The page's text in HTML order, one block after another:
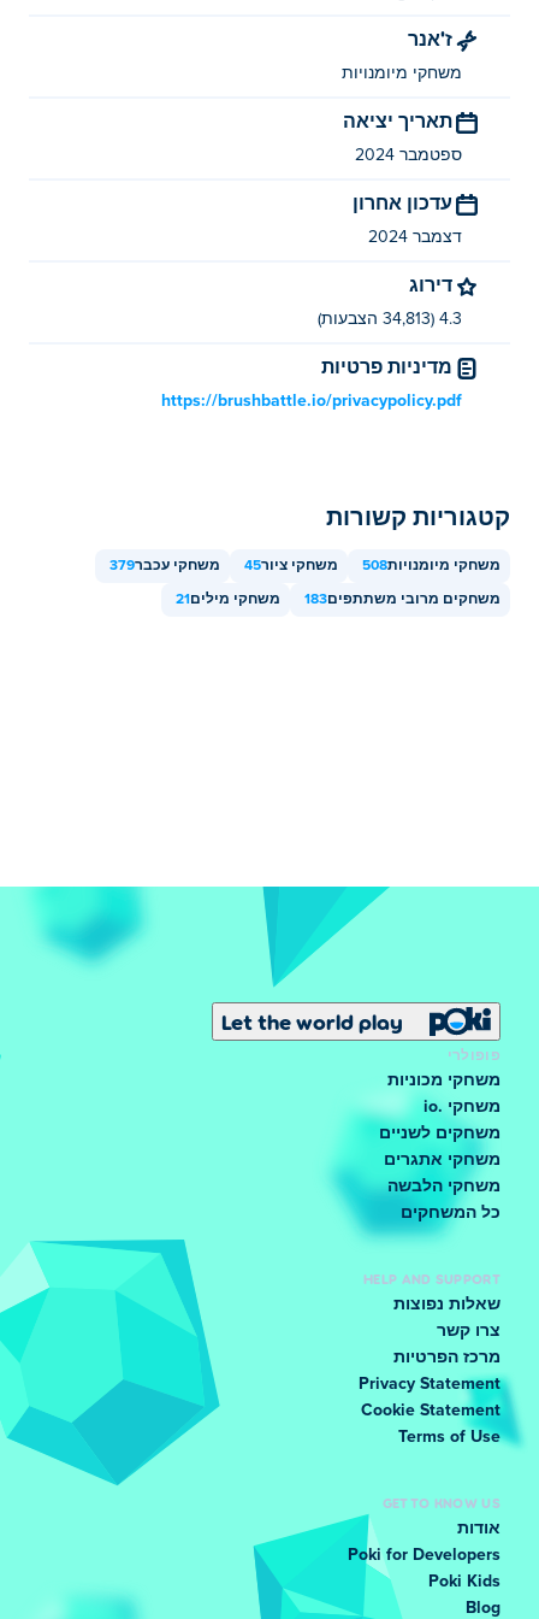
אתה יכול לשחק BrushBattle בחינם ב-Poki.
ניידים ובשולחן העבודה?
טלפונים וטאבלטים.
שתוכל לשחק עם החברים שלך!
ז'אנר
משחקי מיומנויות
תאריך יציאה
ספטמבר 2024
עדכון אחרון
דצמבר 2024
דירוג
4.3 (34,813 הצבעות)
מדיניות פרטיות
https://brushbattle.io/privacypolicy.pdf
קטגוריות קשורות
משחקי מיומנויות508 משחקי ציור45 משחקי עכבר379
משחקים מרובי משתתפים183 משחקי מילים 21
Let the world play
פופולרי
משחקי מכוניות
משחקי .io
משחקים לשניים
משחקי אתגרים
משחקי הלבשה
כל המשחקים
HELP AND SUPPORT
שאלות נפוצות
צרו קשר
מרכז הפרטיות
Privacy Statement
Cookie Statement
Terms of Use
GET TO KNOW US
אודות
Poki for Developers
Poki Kids
Blog